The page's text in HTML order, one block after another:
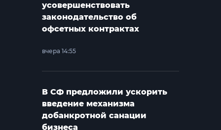
усовершенствовать
законодательство об
офсетных контрактах
вчера 14:55
В СФ предложили ускорить
введение механизма
добанкротной санации
бизнеса